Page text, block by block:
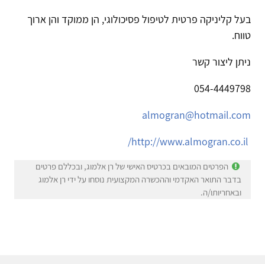
בעל קליניקה פרטית לטיפול פסיכולוגי, הן ממוקד והן ארוך
טווח.
ניתן ליצור קשר
054-4449798
almogran@hotmail.com
http://www.almogran.co.il/
הפרטים המובאים בכרטיס האישי של רן אלמוג, ובכללם פרטים
בדבר התואר האקדמי וההכשרה המקצועית נוסחו על ידי רן אלמוג
ובאחריותו/ה.